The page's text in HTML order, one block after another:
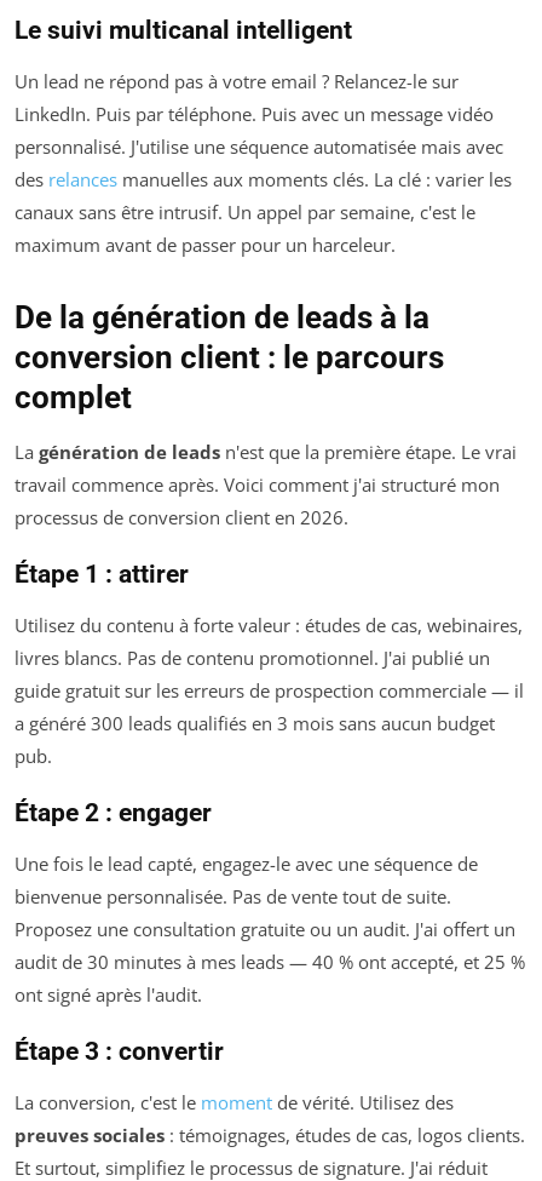
Le suivi multicanal intelligent
Un lead ne répond pas à votre email ? Relancez-le sur
LinkedIn. Puis par téléphone. Puis avec un message vidéo
personnalisé. J'utilise une séquence automatisée mais avec
des relances manuelles aux moments clés. La clé : varier les
canaux sans être intrusif. Un appel par semaine, c'est le
maximum avant de passer pour un harceleur.
De la génération de leads à la
conversion client : le parcours
complet
La génération de leads n'est que la première étape. Le vrai
travail commence après. Voici comment j'ai structuré mon
processus de conversion client en 2026.
Étape 1 : attirer
Utilisez du contenu à forte valeur : études de cas, webinaires,
livres blancs. Pas de contenu promotionnel. J'ai publié un
guide gratuit sur les erreurs de prospection commerciale — il
a généré 300 leads qualifiés en 3 mois sans aucun budget
pub.
Étape 2 : engager
Une fois le lead capté, engagez-le avec une séquence de
bienvenue personnalisée. Pas de vente tout de suite.
Proposez une consultation gratuite ou un audit. J'ai offert un
audit de 30 minutes à mes leads — 40 % ont accepté, et 25 %
ont signé après l'audit.
Étape 3 : convertir
La conversion, c'est le moment de vérité. Utilisez des
preuves sociales : témoignages, études de cas, logos clients.
Et surtout, simplifiez le processus de signature. J'ai réduit